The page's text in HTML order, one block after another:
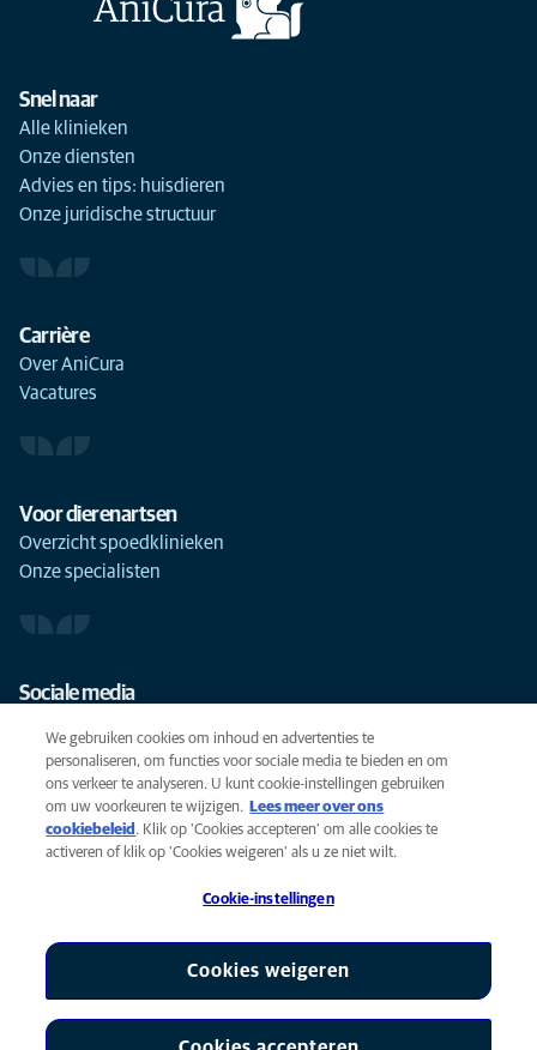
Snel naar
Alle klinieken
Onze diensten
Advies en tips: huisdieren
Onze juridische structuur
Carrière
Over AniCura
Vacatures
Voor dierenartsen
Overzicht spoedklinieken
Onze specialisten
Sociale media
Cookies
Privacyverklaring
AniCura is een partner van Mars, Inc © 2026
We gebruiken cookies om inhoud en advertenties te
personaliseren, om functies voor sociale media te bieden en om
ons verkeer te analyseren. U kunt cookie-instellingen gebruiken
om uw voorkeuren te wijzigen.
Lees meer over ons
cookiebeleid (opens in a new tab)
. Klik op 'Cookies accepteren' om alle cookies te
activeren of klik op 'Cookies weigeren' als u ze niet wilt.
Cookie-instellingen
Cookies weigeren